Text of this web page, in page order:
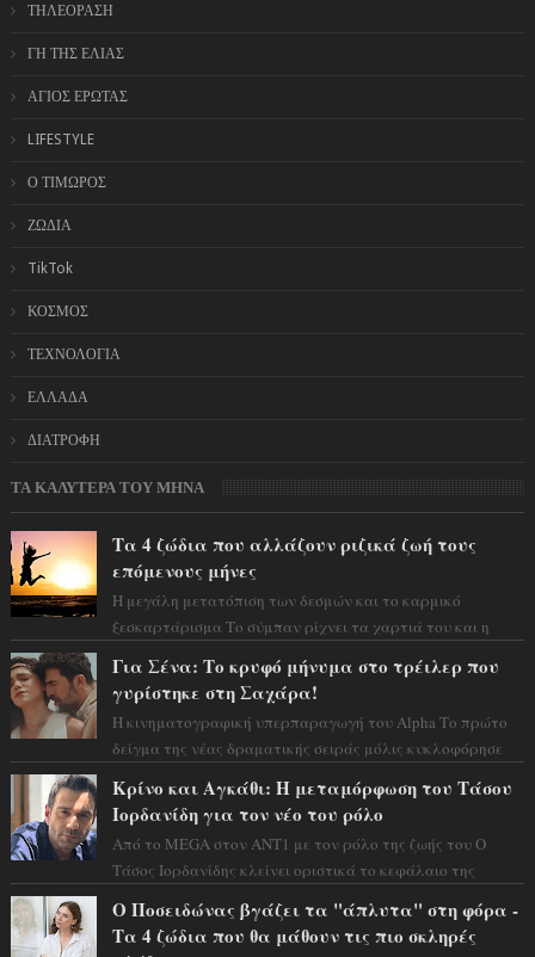
ΤΗΛΕΟΡΑΣΗ
ΓΗ ΤΗΣ ΕΛΙΑΣ
ΑΓΙΟΣ ΕΡΩΤΑΣ
LIFESTYLE
Ο ΤΙΜΩΡΟΣ
ΖΩΔΙΑ
TikTok
ΚΟΣΜΟΣ
ΤΕΧΝΟΛΟΓΙΑ
ΕΛΛΑΔΑ
ΔΙΑΤΡΟΦΗ
ΤΑ ΚΑΛΥΤΕΡΑ ΤΟΥ ΜΗΝΑ
Τα 4 ζώδια που αλλάζουν ριζικά ζωή τους
επόμενους μήνες
Η μεγάλη μετατόπιση των δεσμών και το καρμικό
ξεσκαρτάρισμα Το σύμπαν ρίχνει τα χαρτιά του και η
Για Σένα: Το κρυφό μήνυμα στο τρέιλερ που
γυρίστηκε στη Σαχάρα!
Η κινηματογραφική υπερπαραγωγή του Alpha Το πρώτο
δείγμα της νέας δραματικής σειράς μόλις κυκλοφόρησε
Κρίνο και Αγκάθι: Η μεταμόρφωση του Τάσου
Ιορδανίδη για τον νέο του ρόλο
Από το MEGA στον ΑΝΤ1 με τον ρόλο της ζωής του Ο
Τάσος Ιορδανίδης κλείνει οριστικά το κεφάλαιο της
Ο Ποσειδώνας βγάζει τα "άπλυτα" στη φόρα -
Τα 4 ζώδια που θα μάθουν τις πιο σκληρές